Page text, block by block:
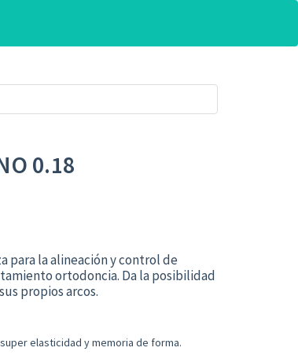
0.18
para laalineacióny control de
ortodoncia. Da la posibilidad
propios arcos.
elasticidad y memoria de forma.